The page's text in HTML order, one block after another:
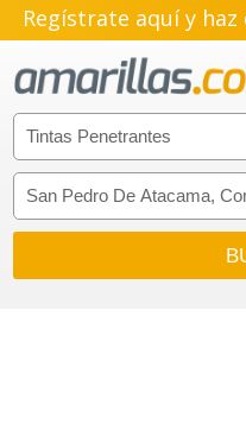
Regístrate aquí y